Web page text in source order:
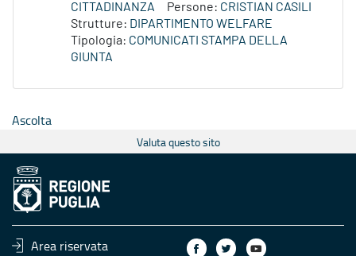
CITTADINANZA
Persone: CRISTIAN CASILI
Strutture: DIPARTIMENTO WELFARE
Tipologia: COMUNICATI STAMPA DELLA
GIUNTA
Ascolta
Valuta questo sito
Area riservata